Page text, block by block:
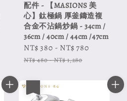
配件 - 【MASIONS 美
心】鈦極鍋 厚釜鑄造複
合金不沾鍋炒鍋 - 34cm /
36cm / 40cm / 44cm /47cm
Sale
price
NT$ 380 - NT$ 780
NT$ 480-NT$ 1,280